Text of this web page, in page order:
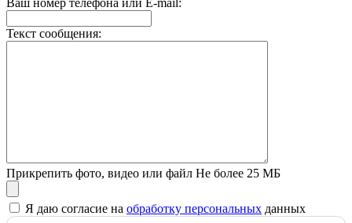
Текст сообщения:
Прикрепить фото, видео или файл Не более 25 МБ
Я даю согласие на обработку персональных данных